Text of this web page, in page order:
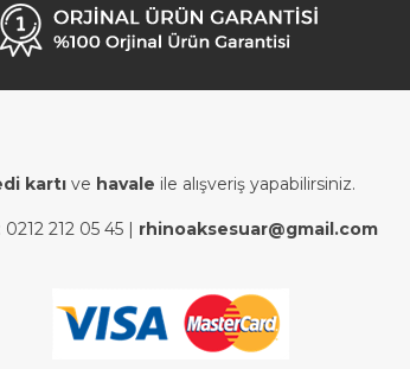
kartı ve havale ile alışveriş yapabilirsiniz.
0212 212 05 45 | rhinoaksesuar@gmail.com